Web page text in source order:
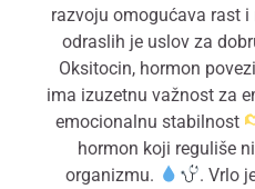
razvoju omogućava rast i
odraslih je uslov za
Oksitocin, hormon
ima izuzetnu važnost za
emocionalnu stabilnost
hormon koji reguliše
organizmu.
. Vrlo